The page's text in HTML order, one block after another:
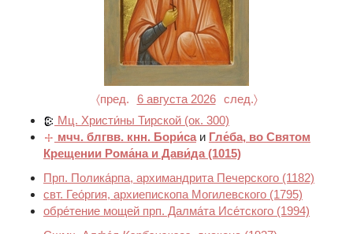
〈пред. 6 августа 2026
след.〉
Мц. Христи́ны Тирской (ок. 300)
мчч. блгвв. кнн. Бори́са и Гле́ба, во Святом
Крещении Рома́на и Дави́да (1015)
Прп. Полика́рпа, архимандрита Печерского (1182)
свт. Гео́ргия, архиепископа Могилевского (1795)
обре́тение мощей прп. Далма́та Исе́тского (1994)